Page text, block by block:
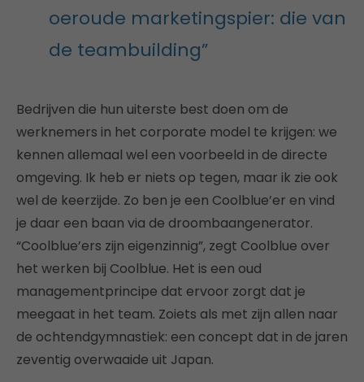
oeroude marketingspier: die van
de teambuilding”
Bedrijven die hun uiterste best doen om de
werknemers in het corporate model te krijgen: we
kennen allemaal wel een voorbeeld in de directe
omgeving. Ik heb er niets op tegen, maar ik zie ook
wel de keerzijde. Zo ben je een Coolblue’er en vind
je daar een baan via de droombaangenerator.
“Coolblue’ers zijn eigenzinnig”, zegt Coolblue over
het werken bij Coolblue. Het is een oud
managementprincipe dat ervoor zorgt dat je
meegaat in het team. Zoiets als met zijn allen naar
de ochtendgymnastiek: een concept dat in de jaren
zeventig overwaaide uit Japan.